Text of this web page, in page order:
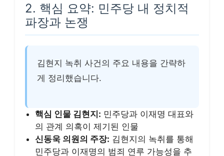
2. 핵심 요약: 민주당 내 정치적
파장과 논쟁
김현지 녹취 사건의 주요 내용을 간략하
게 정리했습니다.
핵심 인물 김현지: 민주당과 이재명 대표와
의 관계 의혹이 제기된 인물
신동욱 의원의 주장: 김현지의 녹취를 통해
민주당과 이재명의 범죄 연루 가능성을 추